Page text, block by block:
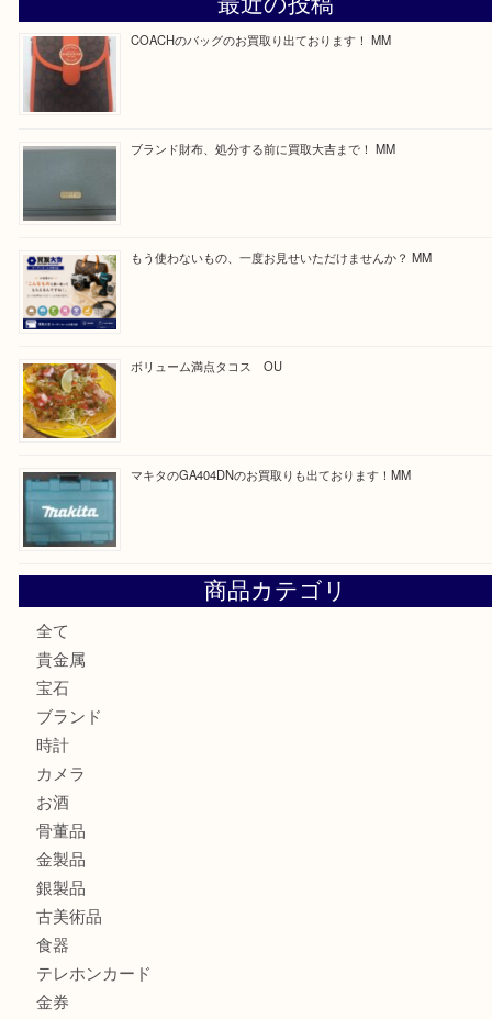
求人要項はここをクリック
Facebook
Twitter
COACHのバッグのお買取り出ております！ MM
もう使わないもの、一度お見せいただけませんか？ MM
全て